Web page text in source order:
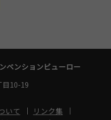
ベンションビューロー
目10-19
いて
リンク集